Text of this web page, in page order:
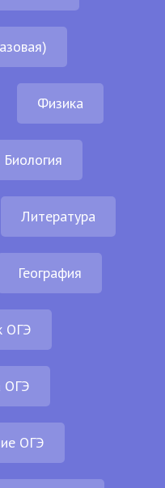
Физика
Биология
Литература
География
ОГЭ
ОГЭ
ОГЭ